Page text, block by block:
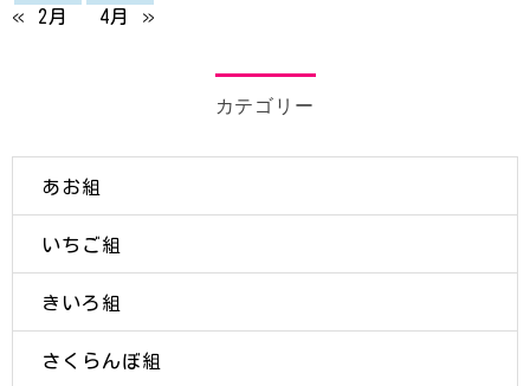
« 2月 4月 »
カテゴリー
あお組
いちご組
きいろ組
さくらんぼ組